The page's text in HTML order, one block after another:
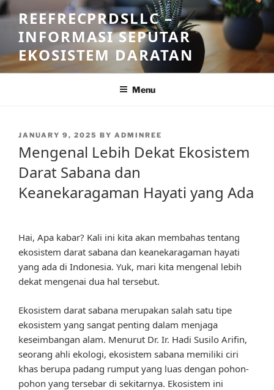
Skip
to
content
REEFRECPRDSLLC –
INFORMASI SEPUTAR
EKOSISTEM DARATAN
Menu
POSTED
JANUARY 9, 2025 BY ADMINREE
Mengenal Lebih Dekat Ekosistem
Darat Sabana dan
Keanekaragaman Hayati yang Ada
Hai, Apa kabar? Kali ini kita akan membahas tentang
ekosistem darat sabana dan keanekaragaman hayati
yang ada di Indonesia. Yuk, mari kita mengenal lebih
dekat mengenai dua hal tersebut.
Ekosistem darat sabana merupakan salah satu tipe
ekosistem yang sangat penting dalam menjaga
keseimbangan alam. Menurut Dr. Ir. Hadi Susilo Arifin,
seorang ahli ekologi, ekosistem sabana memiliki ciri
khas berupa padang rumput yang luas dengan pohon-
pohon yang tersebar di sekitarnya. Ekosistem ini